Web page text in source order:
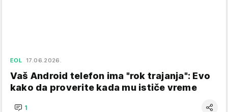
EOL 17.06.2026.
Vaš Android telefon ima "rok trajanja": Evo
kako da proverite kada mu ističe vreme
1